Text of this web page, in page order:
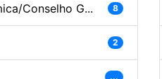
Conselho G... 8
2
...